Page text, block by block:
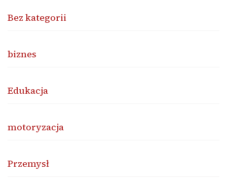
Bez kategorii
biznes
Edukacja
motoryzacja
Przemysł